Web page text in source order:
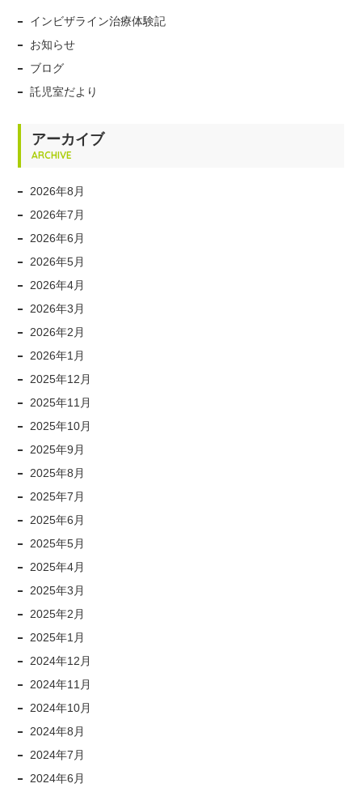
インビザライン治療体験記
お知らせ
ブログ
託児室だより
アーカイブ
ARCHIVE
2026年8月
2026年7月
2026年6月
2026年5月
2026年4月
2026年3月
2026年2月
2026年1月
2025年12月
2025年11月
2025年10月
2025年9月
2025年8月
2025年7月
2025年6月
2025年5月
2025年4月
2025年3月
2025年2月
2025年1月
2024年12月
2024年11月
2024年10月
2024年8月
2024年7月
2024年6月